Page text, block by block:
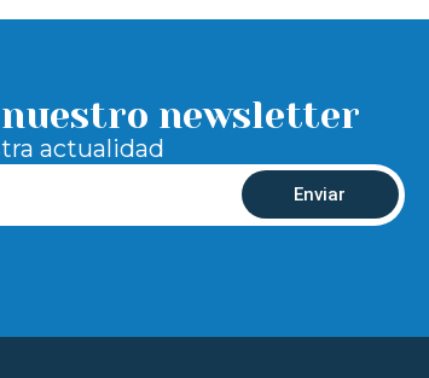
newsletter
actualidad
Enviar